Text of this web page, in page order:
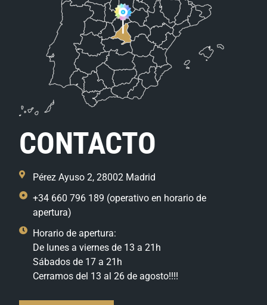
CONTACTO
Pérez Ayuso 2, 28002 Madrid
+34 660 796 189 (operativo en horario de
apertura)
Horario de apertura:
De lunes a viernes de 13 a 21h
Sábados de 17 a 21h
Cerramos del 13 al 26 de agosto!!!!